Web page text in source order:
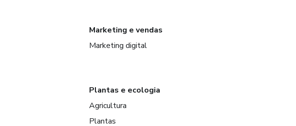
Marketing e vendas
Marketing digital
Plantas e ecologia
Agricultura
Plantas